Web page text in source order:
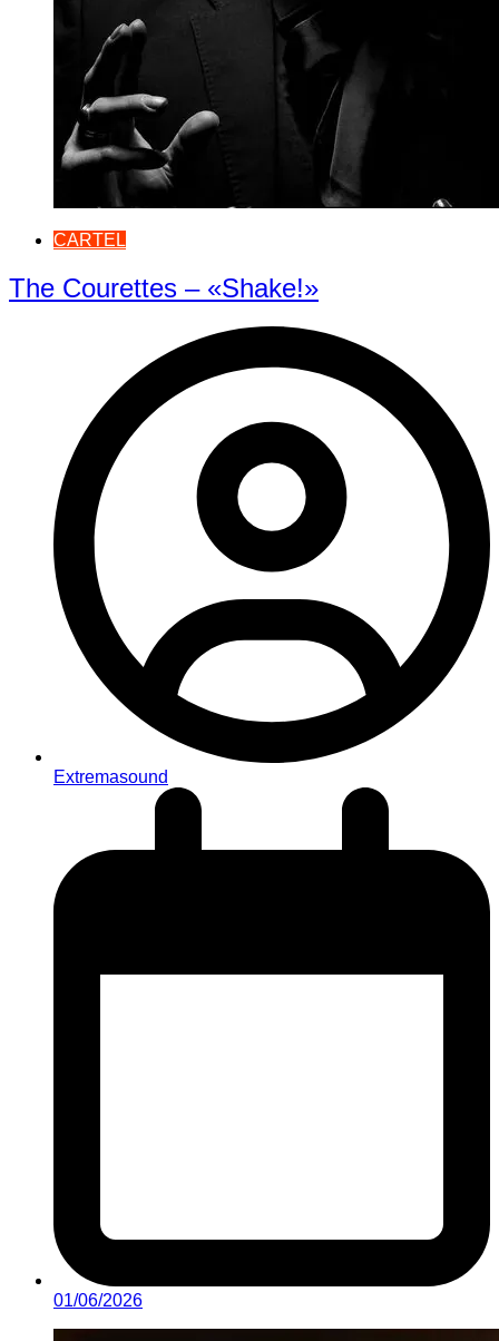
CARTEL
The Courettes – «Shake!»
Extremasound
01/06/2026